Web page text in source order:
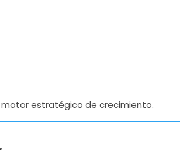
motor estratégico de crecimiento.